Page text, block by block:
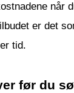
når
er det
tid.
før du